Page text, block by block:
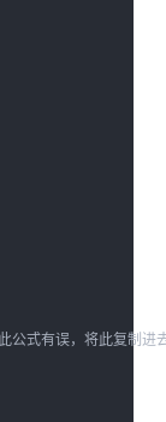
式有误，将此复制进